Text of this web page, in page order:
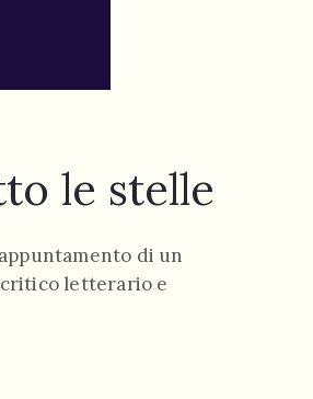
le stelle
di un
critico letterario e